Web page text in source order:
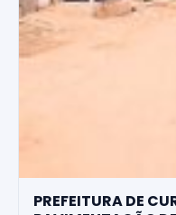
PREFEITURA DE